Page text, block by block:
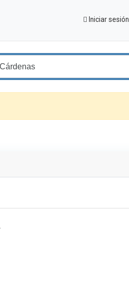
Iniciar sesión